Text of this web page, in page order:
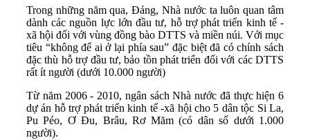
Trong những năm qua, Đảng, Nhà nước ta luôn quan tâm
dành các nguồn lực lớn đầu tư, hỗ trợ phát triển kinh tế -
xã hội đối với vùng đồng bào DTTS và miền núi. Với mục
tiêu “không để ai ở lại phía sau” đặc biệt đã có chính sách
đặc thù hỗ trợ đầu tư, bảo tồn phát triển đối với các DTTS
rất ít người (dưới 10.000 người)
Từ năm 2006 - 2010, ngân sách Nhà nước đã thực hiện 6
dự án hỗ trợ phát triển kinh tế -xã hội cho 5 dân tộc Si La,
Pu Péo, Ơ Đu, Brâu, Rơ Măm (có dân số dưới 1.000
người).